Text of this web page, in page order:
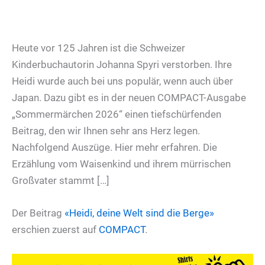
Heute vor 125 Jahren ist die Schweizer
Kinderbuchautorin Johanna Spyri verstorben. Ihre
Heidi wurde auch bei uns populär, wenn auch über
Japan. Dazu gibt es in der neuen COMPACT-Ausgabe
„Sommermärchen 2026“ einen tiefschürfenden
Beitrag, den wir Ihnen sehr ans Herz legen.
Nachfolgend Auszüge. Hier mehr erfahren. Die
Erzählung vom Waisenkind und ihrem mürrischen
Großvater stammt […]
Der Beitrag «Heidi, deine Welt sind die Berge»
erschien zuerst auf COMPACT.